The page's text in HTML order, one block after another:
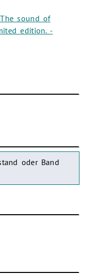
sound of
edition. -
oder Band